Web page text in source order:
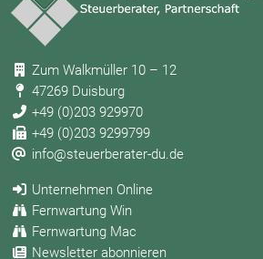
Zum Walkmüller 10 – 12
47269 Duisburg
+49 (0)203 929970
+49 (0)203 9299799
info@steuerberater-du.de
Unternehmen Online
Fernwartung Win
Fernwartung Mac
Newsletter abonnieren